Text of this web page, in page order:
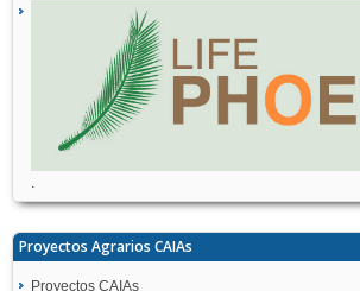
.
Proyectos Agrarios CAIAs
Proyectos CAIAs